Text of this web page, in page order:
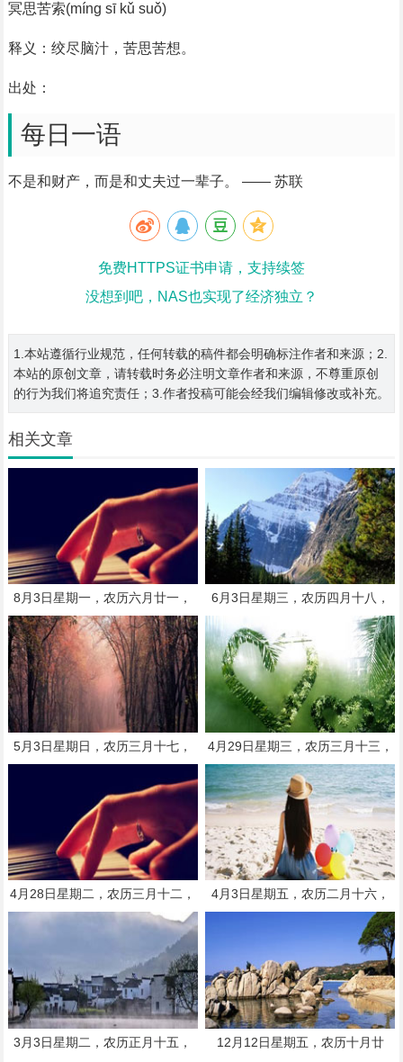
冥思苦索(míng sī kǔ suǒ)
释义：绞尽脑汁，苦思苦想。
出处：
每日一语
不是和财产，而是和丈夫过一辈子。 —— 苏联
免费HTTPS证书申请，支持续签
没想到吧，NAS也实现了经济独立？
1.本站遵循行业规范，任何转载的稿件都会明确标注作者和来源；2.
本站的原创文章，请转载时务必注明文章作者和来源，不尊重原创
的行为我们将追究责任；3.作者投稿可能会经我们编辑修改或补充。
相关文章
8月3日星期一，农历六月廿一，
工作愉快，平安喜乐
6月3日星期三，农历四月十八，
5月3日星期日，农历三月十七，
工作愉快，平安喜乐
4月29日星期三，农历三月十三，
工作愉快，平安喜乐
4月28日星期二，农历三月十二，
工作愉快，平安喜乐
4月3日星期五，农历二月十六，
工作愉快，平安喜乐
3月3日星期二，农历正月十五，
12月12日星期五，农历十月廿